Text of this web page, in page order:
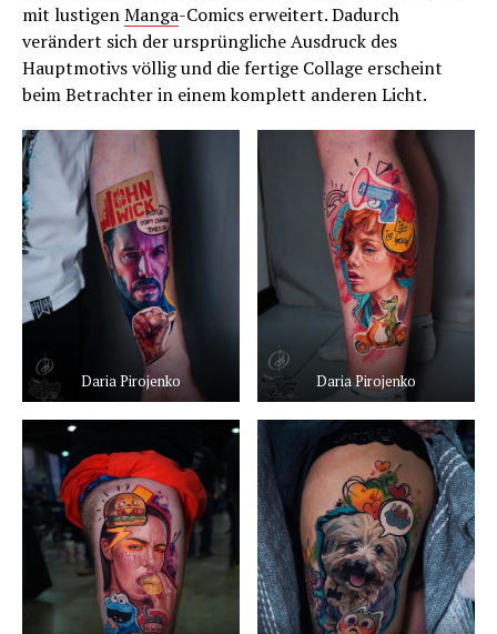
mit lustigenManga-Comics erweitert. Dadurch
verändert sich der ursprüngliche Ausdruck des
Hauptmotivs völlig und die fertige Collage erscheint
beim Betrachter in einem komplett anderen Licht.
Daria Pirojenko Daria Pirojenko